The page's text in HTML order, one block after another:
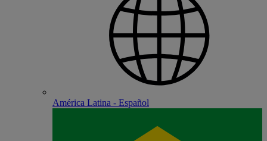
América Latina - Español